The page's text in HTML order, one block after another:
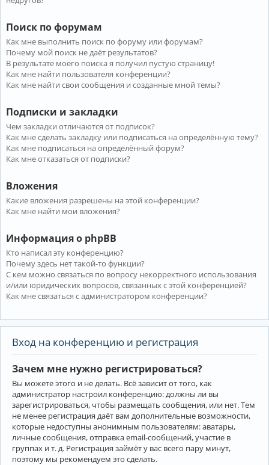
Поиск по форумам
Как мне выполнить поиск по форуму или форумам?
Почему мой поиск не даёт результатов?
В результате моего поиска я получил пустую страницу!
Как мне найти пользователя конференции?
Как мне найти свои сообщения и созданные мной темы?
Подписки и закладки
Чем закладки отличаются от подписок?
Как мне сделать закладку или подписаться на определённую тему?
Как мне подписаться на определённый форум?
Как мне отказаться от подписки?
Вложения
Какие вложения разрешены на этой конференции?
Как мне найти мои вложения?
Информация о phpBB
Кто написал эту конференцию?
Почему здесь нет такой-то функции?
С кем можно связаться по вопросу некорректного использования
и/или юридических вопросов, связанных с этой конференцией?
Как мне связаться с администратором конференции?
Вход на конференцию и регистрация
Зачем мне нужно регистрироваться?
Вы можете этого и не делать. Всё зависит от того, как
администратор настроил конференцию: должны ли вы
зарегистрироваться, чтобы размещать сообщения, или нет. Тем
не менее регистрация даёт вам дополнительные возможности,
которые недоступны анонимным пользователям: аватары,
личные сообщения, отправка email-сообщений, участие в
группах и т. д. Регистрация займёт у вас всего пару минут,
поэтому мы рекомендуем это сделать.